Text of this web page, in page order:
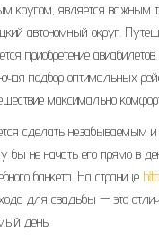
кругом, является важным
автономный округ.
приобретение
подбор оптимальных
максимально
сделать
бы не начать его прямо в
банкета. На странице
для свадьбы — это
день.